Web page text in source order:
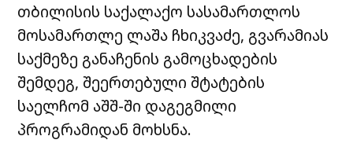
თბილისის საქალაქო სასამართლოს
მოსამართლე ლაშა ჩხიკვაძე, გვარამიას
საქმეზე განაჩენის გამოცხადების
შემდეგ, შეერთებული შტატების
საელჩომ აშშ-ში დაგეგმილი
პროგრამიდან მოხსნა.